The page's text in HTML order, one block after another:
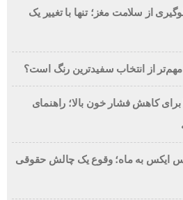
از سلامت مغز؛ تنها با تغییر یک
از انتخاب سفیدترین رنگ است؟
برای کاهش فشار خون بالا؛ راهنمای
ایکس به ماه؛ وقوع یک چالش حقوقی